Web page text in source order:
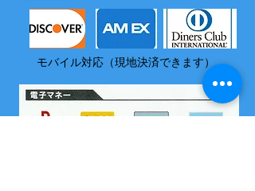
モバイル対応（現地決済できます）